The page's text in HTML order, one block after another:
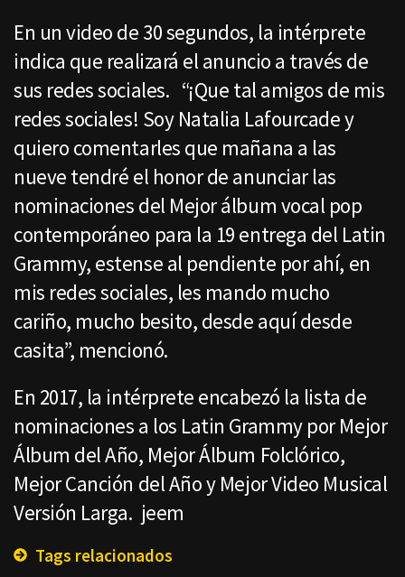
En un video de 30 segundos, la intérprete
indica que realizará el anuncio a través de
sus redes sociales. “¡Que tal amigos de mis
redes sociales! Soy Natalia Lafourcade y
quiero comentarles que mañana a las
nueve tendré el honor de anunciar las
nominaciones del Mejor álbum vocal pop
contemporáneo para la 19 entrega del Latin
Grammy, estense al pendiente por ahí, en
mis redes sociales, les mando mucho
cariño, mucho besito, desde aquí desde
casita”, mencionó.
En 2017, la intérprete encabezó la lista de
nominaciones a los Latin Grammy por Mejor
Álbum del Año, Mejor Álbum Folclórico,
Mejor Canción del Año y Mejor Video Musical
Versión Larga. jeem
Tags relacionados